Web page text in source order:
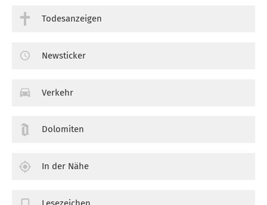
Todesanzeigen
Newsticker
Verkehr
Dolomiten
In der Nähe